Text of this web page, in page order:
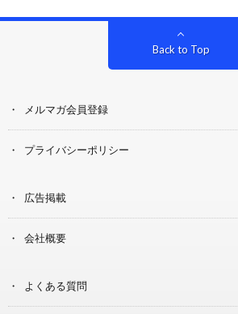
Back to Top
メルマガ会員登録
プライバシーポリシー
広告掲載
会社概要
よくある質問